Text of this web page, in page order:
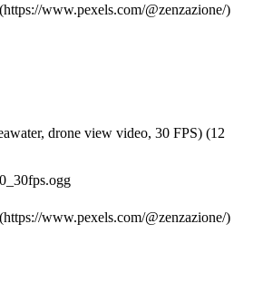
www.pexels.com/@zenzazione/)
drone view video, 30 FPS) (12
www.pexels.com/@zenzazione/)